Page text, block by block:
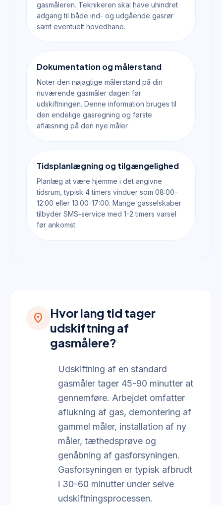
gasmåleren. Teknikeren skal have uhindret
adgang til både ind- og udgående gasrør
samt eventuelt hovedhane.
Dokumentation og målerstand
Noter den nøjagtige målerstand på din
nuværende gasmåler dagen før
udskiftningen. Denne information bruges til
den endelige gasregning og første
aflæsning på den nye måler.
Tidsplanlægning og tilgængelighed
Planlæg at være hjemme i det angivne
tidsrum, typisk 4 timers vinduer som 08:00-
12:00 eller 13:00-17:00. Mange gasselskaber
tilbyder SMS-service med 1-2 timers varsel
før ankomst.
location_on
Hvor lang tid tager
udskiftning af
gasmålere?
Udskiftning af en standard
gasmåler tager 45-90 minutter at
gennemføre. Arbejdet omfatter
aflukning af gas, demontering af
gammel måler, installation af ny
måler, tæthedsprøve og
genåbning af gasforsyningen.
Gasforsyningen er typisk afbrudt
i 30-60 minutter under selve
udskiftningsprocessen.